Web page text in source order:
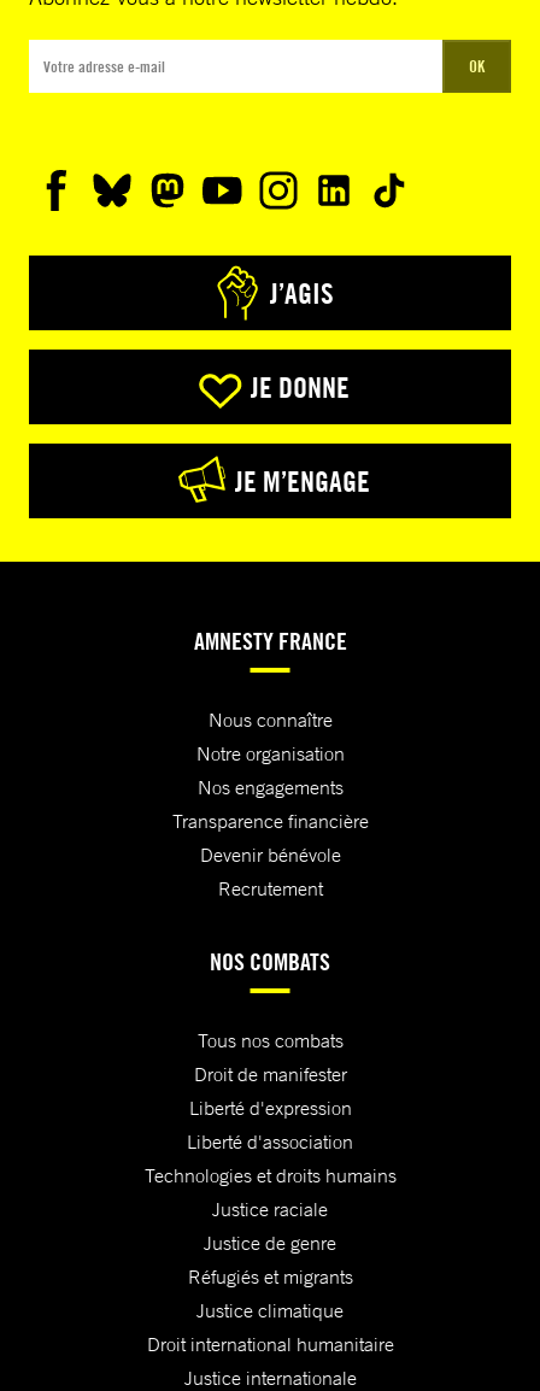
OK
J’AGIS
JE DONNE
JE M’ENGAGE
AMNESTY FRANCE
Nous connaître
Notre organisation
Nos engagements
Transparence financière
Devenir bénévole
Recrutement
NOS COMBATS
Tous nos combats
Droit de manifester
Liberté d'expression
Liberté d'association
Technologies et droits humains
Justice raciale
Justice de genre
Réfugiés et migrants
Justice climatique
Droit international humanitaire
Justice internationale